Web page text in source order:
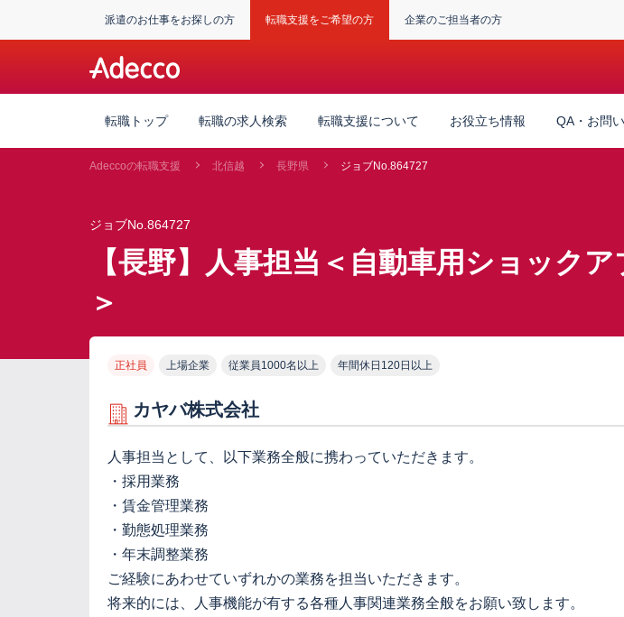
派遣のお仕事をお探しの方 転職支援をご希望の方 企業のご担当者の方
転職トップ 転職の求人検索 転職支援について お役立ち情報 QA・お問
Adeccoの転職支援 北信越 長野県 ジョブNo.864727
ジョブNo.864727
【長野】人事担当＜自動車用ショック
＞
正社員 上場企業 従業員1000名以上 年間休日120日以上
カヤバ株式会社
人事担当として、以下業務全般に携わっていただきます。
・採用業務
・賃金管理業務
・勤態処理業務
・年末調整業務
ご経験にあわせていずれかの業務を担当いただきます。
将来的には、人事機能が有する各種人事関連業務全般をお願い致します。